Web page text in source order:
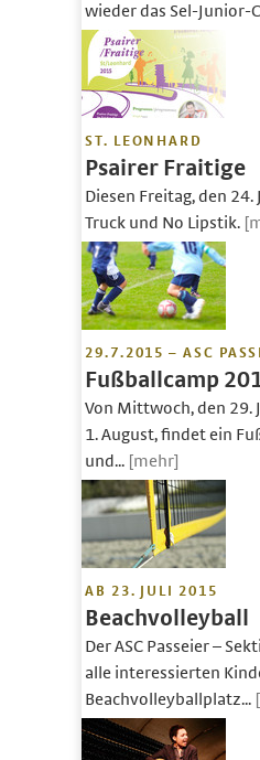
wieder das Sel-Junior-
ST. LEONHARD
Psairer Fraitige
Diesen Freitag, den
Truck und No Lipstik.
29.7.2015 – ASC
Fußballcamp
Von Mittwoch, den 29.
1. August, findet ein
und... [mehr]
AB 23. JULI 2015
Beachvolleyball
Der ASC Passeier –
alle interessierten
Beachvolleyballplatz...